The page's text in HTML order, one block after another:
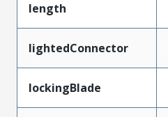
length
lightedConnector
lockingBlade